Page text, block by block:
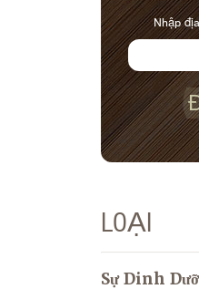
Nhập
LOẠI
Sự Dinh